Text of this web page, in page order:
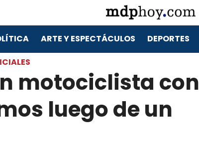
ARTE Y ESPECTÁCULOS DEPORTES
motociclista con
luego de un